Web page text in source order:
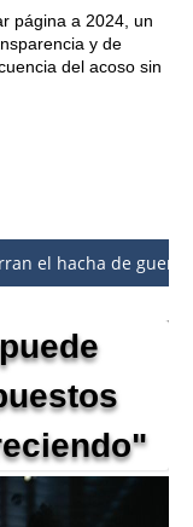
página a 2024, un
y de
del acoso sin
el hacha de